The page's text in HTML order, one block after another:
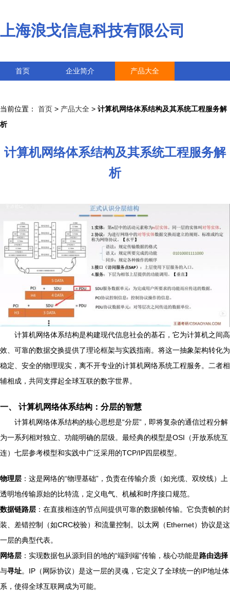
上海浪戈信息科技有限公司
首页 企业简介 产品大全
当前位置： 首页 > 产品大全 > 计算机网络体系结构及其系统工程服务解
析
计算机网络体系结构及其系统工程服务解
析
计算机网络体系结构是构建现代信息社会的基石，它为计算机之间高
效、可靠的数据交换提供了理论框架与实践指南。将这一抽象架构转化为
稳定、安全的物理现实，离不开专业的计算机网络系统工程服务。二者相
辅相成，共同支撑起全球互联的数字世界。
一、 计算机网络体系结构：分层的智慧
计算机网络体系结构的核心思想是“分层”，即将复杂的通信过程分解
为一系列相对独立、功能明确的层级。最经典的模型是OSI（开放系统互
连）七层参考模型和实践中广泛采用的TCP/IP四层模型。
物理层 ：这是网络的“物理基础”，负责在传输介质（如光缆、双绞线）上
透明地传输原始的比特流，定义电气、机械和时序接口规范。
数据链路层 ：在直接相连的节点间提供可靠的数据帧传输。它负责帧的封
装、差错控制（如CRC校验）和流量控制。以太网（Ethernet）协议是这
一层的典型代表。
网络层 ：实现数据包从源到目的地的“端到端”传输，核心功能是路由选择
与寻址。IP（网际协议）是这一层的灵魂，它定义了全球统一的IP地址体
系，使得全球互联网成为可能。